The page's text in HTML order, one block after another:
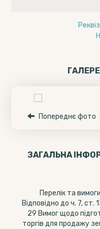
Попереднє фото
ЗАГАЛЬНА
Перелік та
Відповідно до ч. 7, ст.
29 Вимог щодо
торгів для продажу